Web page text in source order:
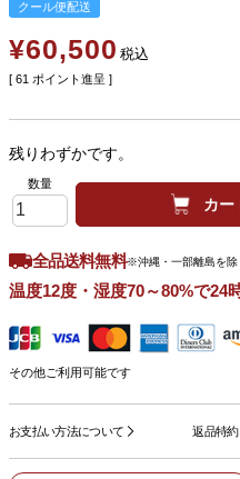
クール便配送
¥60,500 税込
[ 61 ポイント進呈 ]
残りわずかです。
カー
全品送料無料※沖縄・一部離島を除
温度12度・湿度70～80%で24
その他ご利用可能です
お支払い方法について 返品特